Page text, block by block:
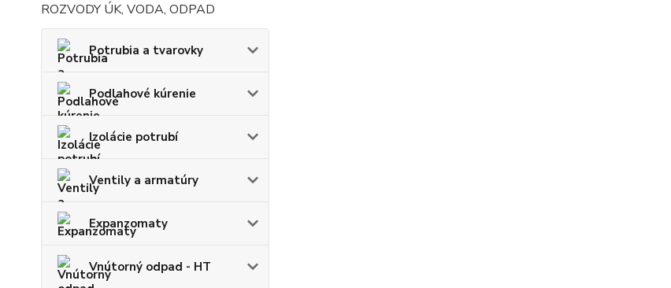
ROZVODY ÚK, VODA, ODPAD
Potrubia a tvarovky
Podlahové kúrenie
Izolácie potrubí
Ventily a armatúry
Expanzomaty
Vnútorný odpad - HT